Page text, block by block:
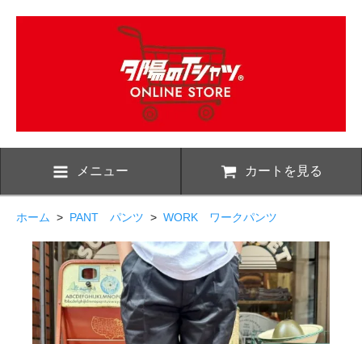
メニュー カートを見る
ホーム > PANT パンツ > WORK ワークパンツ